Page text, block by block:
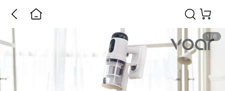
1 / 6